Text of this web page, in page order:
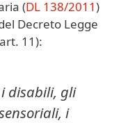
(DL 138/2011)
Decreto Legge
11):
disabili, gli
i